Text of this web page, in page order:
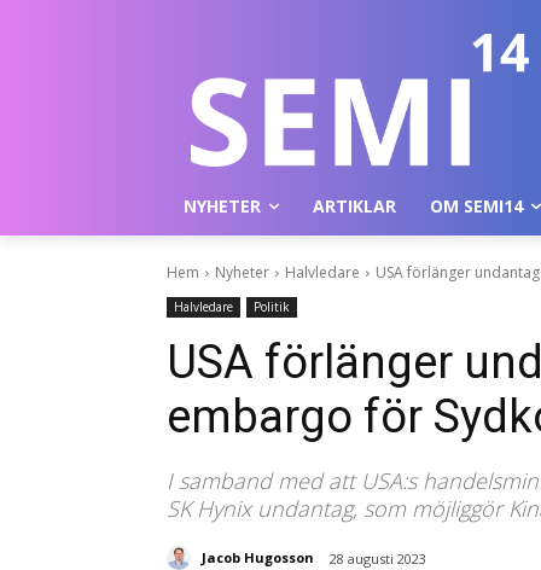
NYHETER ARTIKLAR OM SEMI14
Hem Nyheter Halvledare USA förlänger
Halvledare Politik
USA förlänger
embargo för
I samband med att USA:s
SK Hynix undantag, som möjliggör
Jacob Hugosson 28 augusti 2023